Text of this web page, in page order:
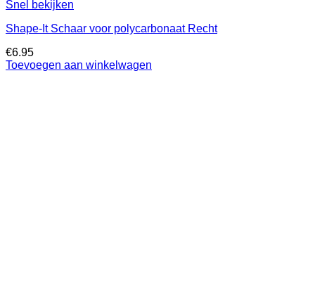
Snel bekijken
Shape-It Schaar voor polycarbonaat Recht
€6.95
Toevoegen aan winkelwagen